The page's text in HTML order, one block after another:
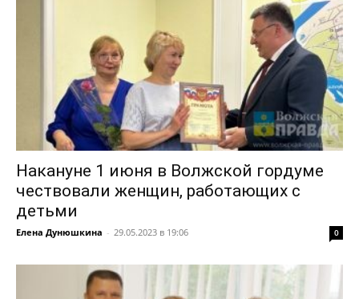
Накануне 1 июня в Волжской гордуме
чествовали женщин, работающих с
детьми
Елена Дунюшкина - 29.05.2023 в 19:06 0